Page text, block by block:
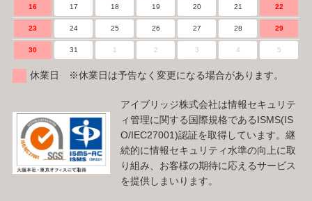
16 17 18 19 20 21 22
23 24 25 26 27 28 29
30 31 1 2 3 4 5
休業日 ※休業日は予告なく変更になる場合があります。
アイブリッジ株式会社は情報セキュリテ
ィ管理に関する国際規格であるISMS(IS
O/IEC27001)認証を取得しています。継
続的に情報セキュリティ水準の向上に取
り組み、お客様の期待に応えるサービス
を提供しまいります。